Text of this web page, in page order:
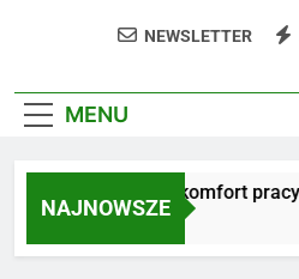
NEWSLETTER
MENU
NAJNOWSZE
Masujmnie.pl a komfort pracy
2 Miesiące Ago